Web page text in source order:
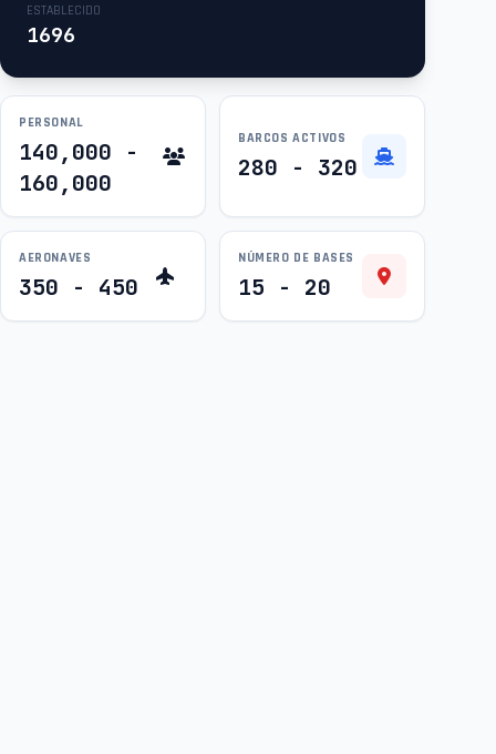
ESTABLECIDO
1696
PERSONAL
140,000 -
160,000
BARCOS ACTIVOS
280 - 320
AERONAVES
350 - 450
NÚMERO DE BASES
15 - 20